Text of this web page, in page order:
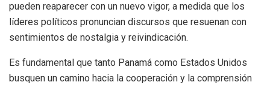
pueden reaparecer con un nuevo vigor, a medida que los
líderes políticos pronuncian discursos que resuenan con
sentimientos de nostalgia y reivindicación.
Es fundamental que tanto Panamá como Estados Unidos
busquen un camino hacia la cooperación y la comprensión